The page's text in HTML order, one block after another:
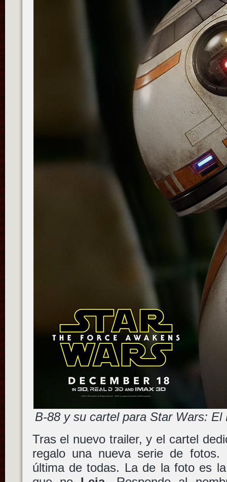
B-88 y su cartel para Star Wars: El
Tras el nuevo trailer, y el cartel
regalo una nueva serie de fotos.
última de todas. La de la foto es